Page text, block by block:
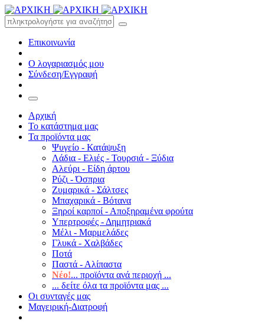
Επικοινωνία
Ο λογαριασμός μου
Σύνδεση/Εγγραφή
Αρχική
Το κατάστημα μας
Τα προϊόντα μας
Ψυγείο - Κατάψυξη
Λάδια - Ελιές - Τουρσιά - Ξύδια
Αλεύρι - Είδη άρτου
Ρύζι - Όσπρια
Ζυμαρικά - Σάλτσες
Μπαχαρικά - Βότανα
Ξηροί καρποί - Αποξηραμένα φρούτα
Υπερτροφές - Δημητριακά
Μέλι - Μαρμελάδες
Γλυκά - Χαλβάδες
Ποτά
Παστά - Αλίπαστα
Νέο!... προϊόντα ανά περιοχή ...
... δείτε όλα τα προϊόντα μας ...
Οι συνταγές μας
Μαγειρική-Διατροφή